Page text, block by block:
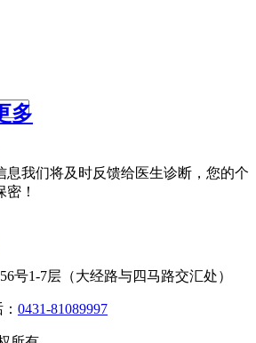
息我们将及时反馈给医生诊断，您的个
！
多
号1-7层（大经路与四马路交汇处）
0431-81089997